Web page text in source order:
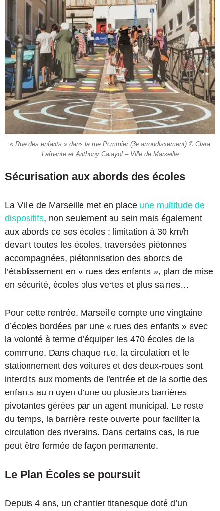
« Rue des enfants » dans la rue Pommier (3e arrondissement) © Clara
Lafuente et Anthony Carayol – Ville de Marseille
Sécurisation aux abords des écoles
La Ville de Marseille met en place une multitude de
dispositifs, non seulement au sein mais également
aux abords de ses écoles : limitation à 30 km/h
devant toutes les écoles, traversées piétonnes
accompagnées, piétonnisation des abords de
l’établissement en « rues des enfants », plan de mise
en sécurité, écoles plus vertes et plus saines…
Pour cette rentrée, Marseille compte une vingtaine
d’écoles bordées par une « rues des enfants » avec
la volonté à terme d’équiper les 470 écoles de la
commune. Dans chaque rue, la circulation et le
stationnement des voitures et des deux-roues sont
interdits aux moments de l’entrée et de la sortie des
enfants au moyen d’une ou plusieurs barrières
pivotantes gérées par un agent municipal. Le reste
du temps, la barrière reste ouverte pour faciliter la
circulation des riverains. Dans certains cas, la rue
peut être fermée de façon permanente.
Le Plan Écoles se poursuit
Depuis 4 ans, un chantier titanesque doté d’un